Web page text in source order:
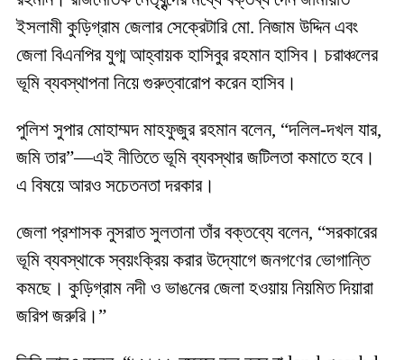
ইসলামী কুড়িগ্রাম জেলার সেক্রেটারি মো. নিজাম উদ্দিন এবং
জেলা বিএনপির যুগ্ম আহ্বায়ক হাসিবুর রহমান হাসিব। চরাঞ্চলের
ভূমি ব্যবস্থাপনা নিয়ে গুরুত্বারোপ করেন হাসিব।
পুলিশ সুপার মোহাম্মদ মাহফুজুর রহমান বলেন, “দলিল-দখল যার,
জমি তার”—এই নীতিতে ভূমি ব্যবস্থার জটিলতা কমাতে হবে।
এ বিষয়ে আরও সচেতনতা দরকার।
জেলা প্রশাসক নুসরাত সুলতানা তাঁর বক্তব্যে বলেন, “সরকারের
ভূমি ব্যবস্থাকে স্বয়ংক্রিয় করার উদ্যোগে জনগণের ভোগান্তি
কমছে। কুড়িগ্রাম নদী ও ভাঙনের জেলা হওয়ায় নিয়মিত দিয়ারা
জরিপ জরুরি।”